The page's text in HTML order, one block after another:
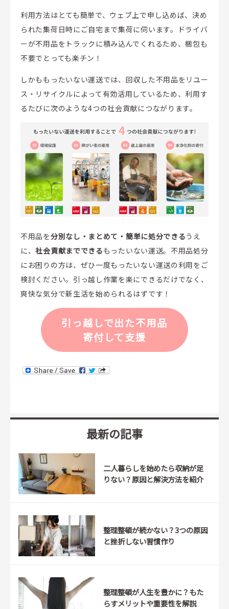
利用方法はとても簡単で、ウェブ上で申し込めば、決め
られた集荷日時にご自宅まで集荷に伺います。ドライバ
ーが不用品をトラックに積み込んでくれるため、梱包も
不要でとっても楽チン！
しかももったいない運送では、回収した不用品をリユー
ス・リサイクルによって有効活用しているため、利用す
るたびに次のような4つの社会貢献につながります。
不用品を分別なし・まとめて・簡単に処分できるうえ
に、社会貢献までできるもったいない運送。不用品処分
にお困りの方は、ぜひ一度もったいない運送の利用をご
検討ください。引っ越し作業を楽にできるだけでなく、
爽快な気分で新生活を始められるはずです！
引っ越しで出た不用品
寄付して支援
最新の記事
二人暮らしを始めたら収納が足
りない？原因と解決方法を紹介
整理整頓が続かない？3つの原因
と挫折しない習慣作り
整理整頓が人生を豊かに？もた
らすメリットや重要性を解説